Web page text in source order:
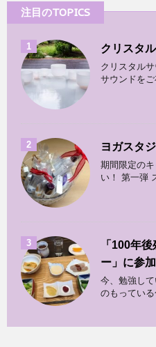
注目のTOPICS
1 クリスタ
クリスタル
サウンドを
2 ヨガスタ
期間限定の
い！ 第一弾
3
「100年
ー」に
今、勉強し
のもってい